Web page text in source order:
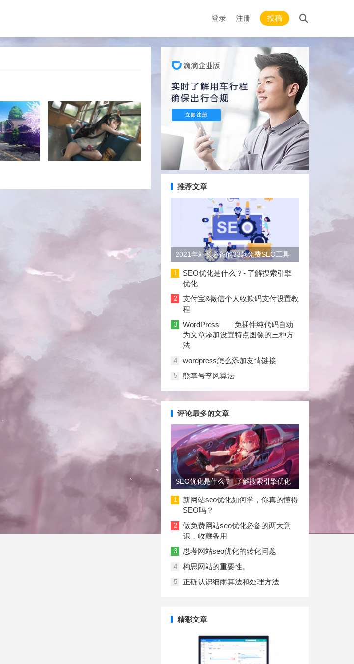
登录 注册 投稿
推荐文章
2021年站长必备的33款免费SEO工具
大合集
1
SEO优化是什么？- 了解搜索引擎
优化
2
支付宝&微信个人收款码支付设置教
程
3
WordPress——免插件纯代码自动
为文章添加设置特点图像的三种方
法
4 wordpress怎么添加友情链接
5 熊掌号季风算法
评论最多的文章
SEO优化是什么？- 了解搜索引擎优化
1
新网站seo优化如何学，你真的懂得
SEO吗？
2
做免费网站seo优化必备的两大意
识，收藏备用
3 思考网站seo优化的转化问题
4 构思网站的重要性。
5 正确认识细雨算法和处理方法
精彩文章